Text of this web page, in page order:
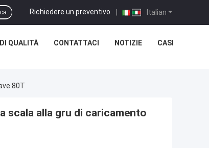
Italian
Richiedere un preventivo |
QUALITÀ CONTATTACI NOTIZIE CASI
80T
scala alla gru di caricamento